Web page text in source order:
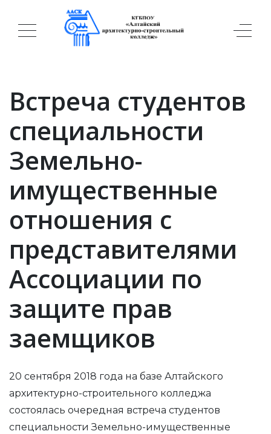
Встреча студентов
специальности
Земельно-
имущественные
отношения с
представителями
Ассоциации по
защите прав
заемщиков
20 сентября 2018 года на базе Алтайского
архитектурно-строительного колледжа
состоялась очередная встреча студентов
специальности Земельно-имущественные